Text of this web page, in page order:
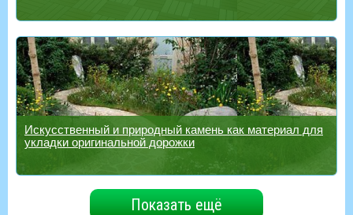
Искусственный и природный камень как материал для
укладки оригинальной дорожки
Показать ещё